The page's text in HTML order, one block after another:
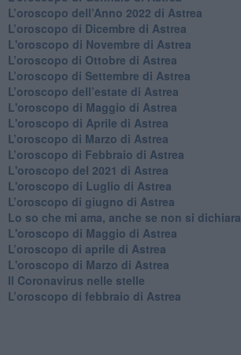
​L’oroscopo dell’Anno 2022 di Astrea
​L’oroscopo di Dicembre di Astrea
L'oroscopo di Novembre di Astrea
​L’oroscopo di Ottobre di Astrea
​L’oroscopo di Settembre di Astrea
L’oroscopo dell’estate di Astrea
L'oroscopo di Maggio di Astrea
L'oroscopo di Aprile di Astrea
​L’oroscopo di Marzo di Astrea
​L’oroscopo di Febbraio di Astrea
L'oroscopo del 2021 di Astrea
L'oroscopo di Luglio di Astrea
​L’oroscopo di giugno di Astrea
​Lo so che mi ama, anche se non si dichiara
L'oroscopo di Maggio di Astrea
​L’oroscopo di aprile di Astrea
L'oroscopo di Marzo di Astrea
Il Coronavirus nelle stelle
​L’oroscopo di febbraio di Astrea